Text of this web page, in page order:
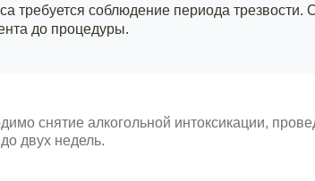
требуется соблюдение периода трезвости.
до процедуры.
снятие алкогольной интоксикации,
двух недель.